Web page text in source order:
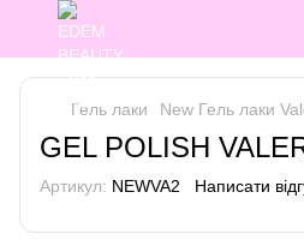
Гель лаки New Гель лаки
GEL POLISH
Артикул: NEWVA2 Написати